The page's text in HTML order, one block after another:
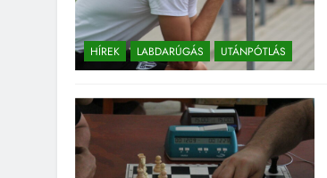
HÍREK LABDARÚGÁS UTÁNPÓTLÁS